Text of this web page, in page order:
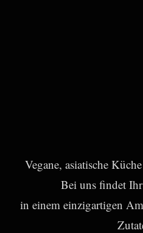
Vegane, asiatische
Bei uns findet Ihr
in einem einzigartigen